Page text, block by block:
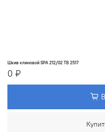
Шкив клиновой SPA 212/02 TB 2517
0 ₽